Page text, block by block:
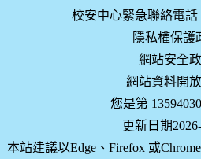
校安中心緊急聯絡電話
隱私權保護
網站安全
網站資料開
您是第
更新日期
本站建議以Edge、Firefox 或